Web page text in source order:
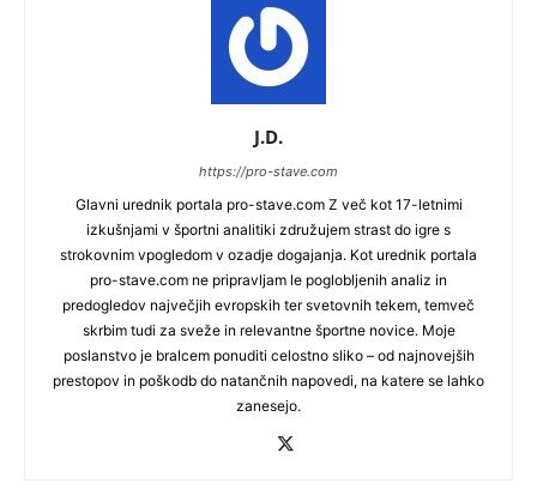
J.D.
https://pro-stave.com
Glavni urednik portala pro-stave.com Z več kot 17-letnimi
izkušnjami v športni analitiki združujem strast do igre s
strokovnim vpogledom v ozadje dogajanja. Kot urednik portala
pro-stave.com ne pripravljam le poglobljenih analiz in
predogledov največjih evropskih ter svetovnih tekem, temveč
skrbim tudi za sveže in relevantne športne novice. Moje
poslanstvo je bralcem ponuditi celostno sliko – od najnovejših
prestopov in poškodb do natančnih napovedi, na katere se lahko
zanesejo.